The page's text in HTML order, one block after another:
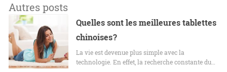
Autres posts
Quelles sont les meilleures tablettes
chinoises ?
La vie est devenue plus simple avec la
technologie. En effet, la recherche constante du…